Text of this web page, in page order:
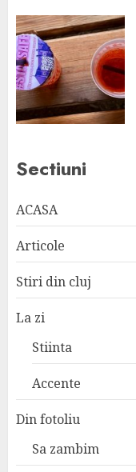
Sectiuni
ACASA
Articole
Stiri din cluj
La zi
Stiinta
Accente
Din fotoliu
Sa zambim